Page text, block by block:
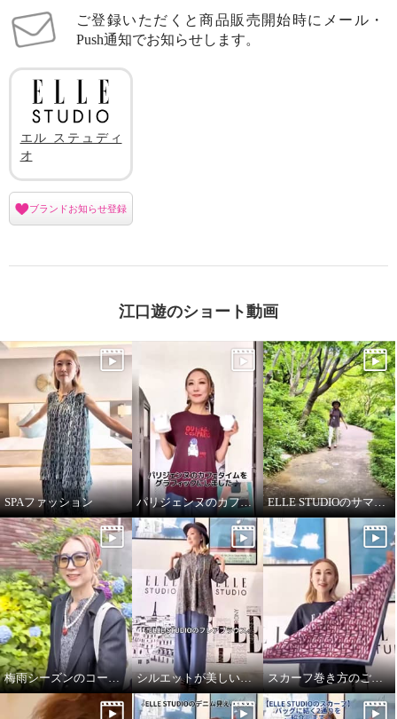
ご登録いただくと商品販売開始時にメール・
Push通知でお知らせします。
エル ステュディ
オ
ブランドお知らせ登録
江口遊のショート動画
SPAファッション パリジェンヌのカフェタイム ELLE STUDIOのサマーTシャツ
梅雨シーズンのコーディネート シルエットが美しいブラウス スカーフ巻き方のご紹介です♪